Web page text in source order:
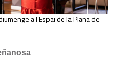
a l’Espai de la Plana de